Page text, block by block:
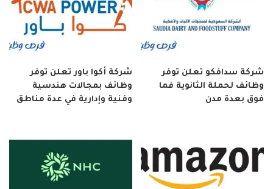
شركة سدافكو تعلن توفر
وظائف لحملة الثانوية فما
فوق بعدة مدن
شركة أكوا باور تعلن توفر
وظائف بمجالات هندسية
وفنية وإدارية في عدة مناطق